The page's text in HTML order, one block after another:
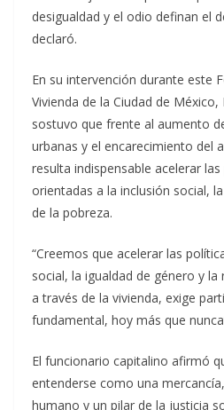
desigualdad y el odio definan el
declaró.
En su intervención durante este
Vivienda de la Ciudad de
sostuvo que frente al aumento
urbanas y el encarecimiento del
resulta indispensable acelerar
orientadas a la inclusión social,
de la pobreza.
“Creemos que acelerar las
social, la igualdad de género y
a través de la vivienda, exige
fundamental, hoy más que
El funcionario capitalino afirmó
entenderse como una
humano y un pilar de la justicia